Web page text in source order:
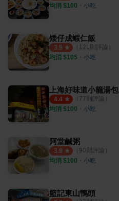
均消 $100 ・ 小吃
矮仔成蝦仁飯
3.9 （ 121 則評論）
均消 $105 ・ 小吃
上海好味道小籠湯包
4.4 （ 77則評論）
均消 $100 ・ 小吃
阿堂鹹粥
3.9 （ 90則評論）
均消 $100 ・ 小吃
籃記東山鴨頭